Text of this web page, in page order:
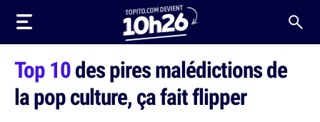
Top 10des pires malédictions de
la pop culture, ça fait flipper